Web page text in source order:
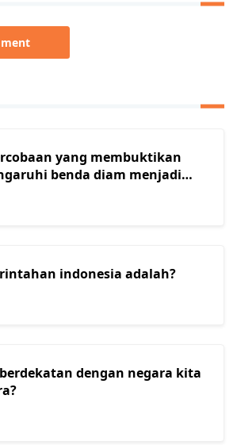
yang membuktikan
benda diam menjadi
indonesia adalah?
dengan negara kita